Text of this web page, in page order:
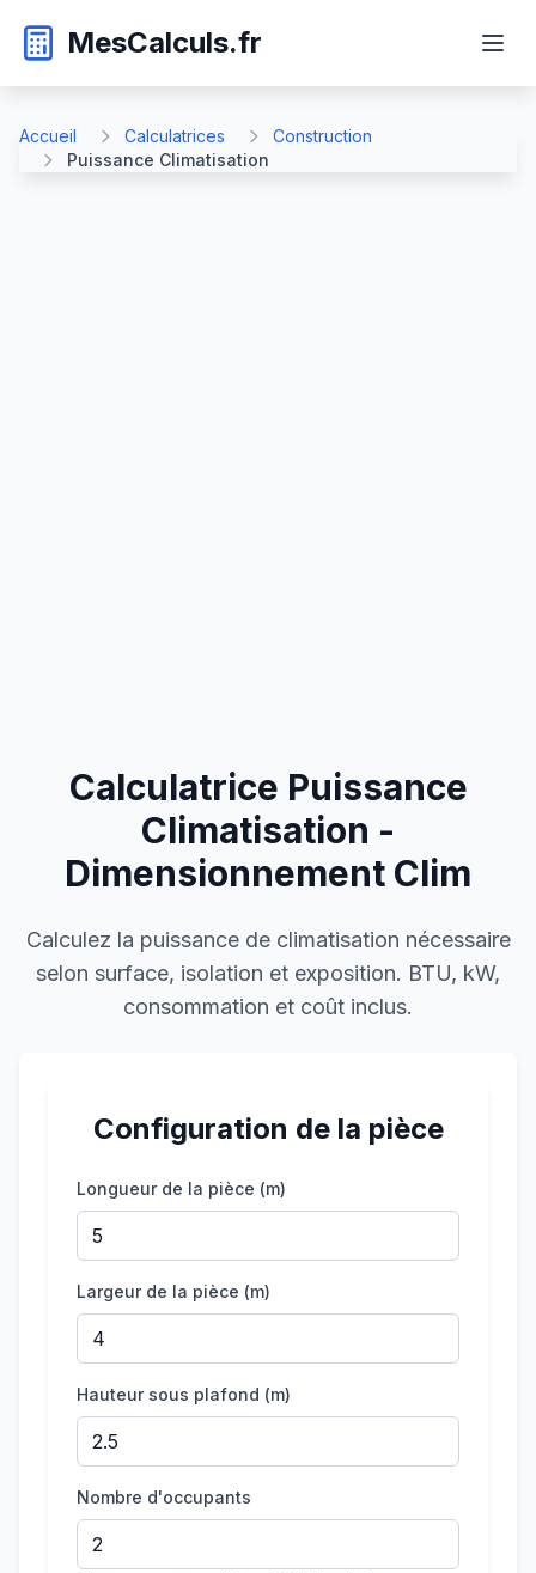
MesCalculs.fr
Accueil Calculatrices
Construction
Puissance Climatisation
Calculatrice Puissance
Climatisation -
Dimensionnement Clim
Calculez la puissance de climatisation nécessaire
selon surface, isolation et exposition. BTU, kW,
consommation et coût inclus.
Configuration de la pièce
Longueur de la pièce (m)
Largeur de la pièce (m)
Hauteur sous plafond (m)
Nombre d'occupants